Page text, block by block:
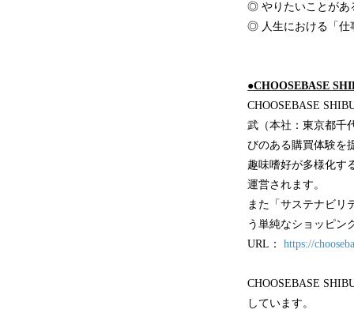
◎ やりたいことがあ
◎ 人生における「仕
●CHOOSEBASE
CHOOSEBASE
武（本社：東京都千
びのある購買体験を
趣味嗜好が多様化す
運営されます。
また「サステナビリ
う単純なショッピン
URL： https://
CHOOSEBASE
しています。